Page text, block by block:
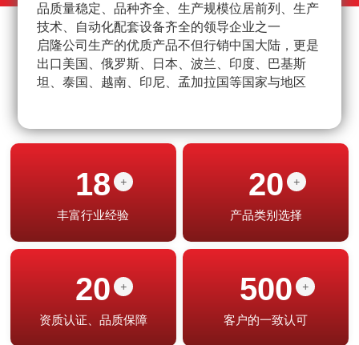
品质量稳定、品种齐全、生产规模位居前列、生产
技术、自动化配套设备齐全的领导企业之一
启隆公司生产的优质产品不但行销中国大陆，更是
出口美国、俄罗斯、日本、波兰、印度、巴基斯
坦、泰国、越南、印尼、孟加拉国等国家与地区
高
18 +
丰富行业经验
20 +
产品类别选择
20 +
资质认证、品质保障
500 +
客户的一致认可